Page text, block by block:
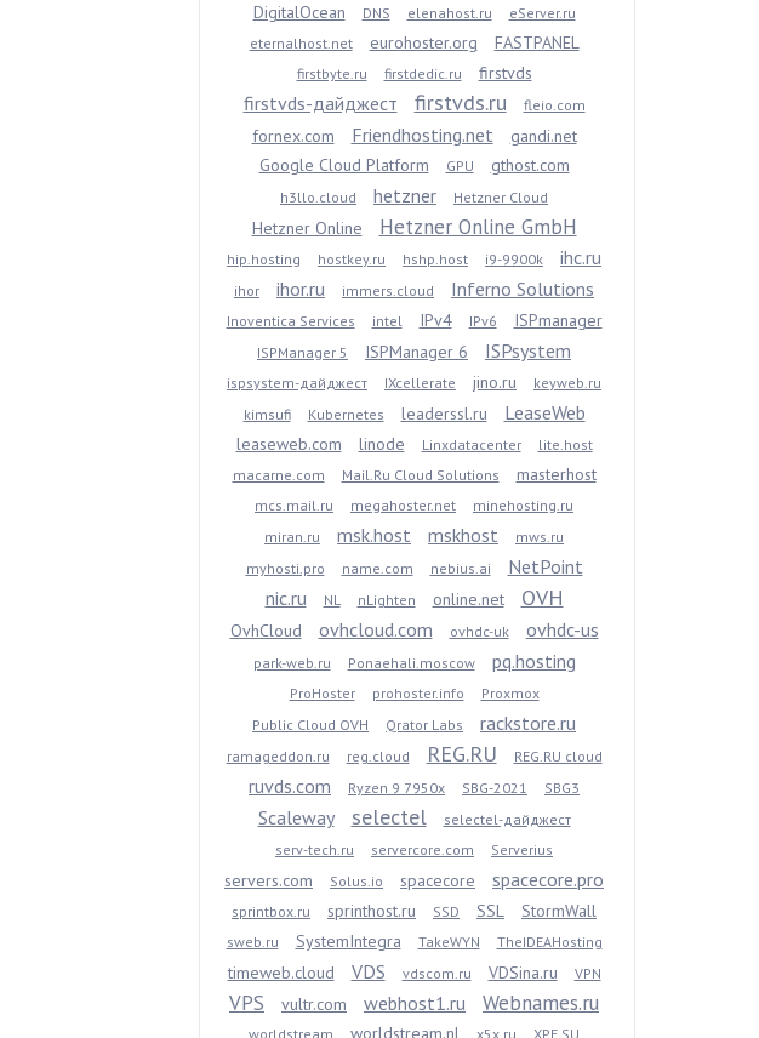
DigitalOcean DNS elenahost.ru
eServer.ru
eternalhost.net
eurohoster.org FASTPANEL
firstbyte.ru firstdedic.ru firstvds
firstvds-дайджест firstvds.ru fleio.com
fornex.com Friendhosting.net
gandi.net
Google Cloud Platform
GPU gthost.com
h3llo.cloud hetzner Hetzner Cloud
Hetzner Online Hetzner Online GmbH
hip.hosting hostkey.ru hshp.host i9-9900k ihc.ru
ihor ihor.ru immers.cloud Inferno Solutions
Inoventica Services intel IPv4 IPv6 ISPmanager
ISPManager 5 ISPManager 6 ISPsystem
ispsystem-дайджест IXcellerate jino.ru
keyweb.ru
kimsufi
Kubernetes leaderssl.ru LeaseWeb
leaseweb.com linode Linxdatacenter
lite.host
macarne.com
Mail.Ru Cloud Solutions masterhost
mcs.mail.ru megahoster.net
minehosting.ru
miran.ru
msk.host mskhost
mws.ru
myhosti.pro
name.com nebius.ai
NetPoint
nic.ru
NL nLighten online.net OVH
OvhCloud ovhcloud.com ovhdc-uk ovhdc-us
park-web.ru Ponaehali.moscow pq.hosting
ProHoster prohoster.info
Proxmox
Public Cloud OVH
Qrator Labs rackstore.ru
ramageddon.ru reg.cloud REG.RU REG.RU cloud
ruvds.com Ryzen 9 7950x SBG-2021 SBG3
Scaleway selectel
selectel-дайджест
serv-tech.ru
servercore.com Serverius
servers.com Solus.io spacecore spacecore.pro
sprintbox.ru sprinthost.ru SSD SSL StormWall
sweb.ru SystemIntegra TakeWYN TheIDEAHosting
timeweb.cloud VDS vdscom.ru VDSina.ru VPN
VPS vultr.com webhost1.ru Webnames.ru
worldstream worldstream.nl x5x.ru XPE.SU